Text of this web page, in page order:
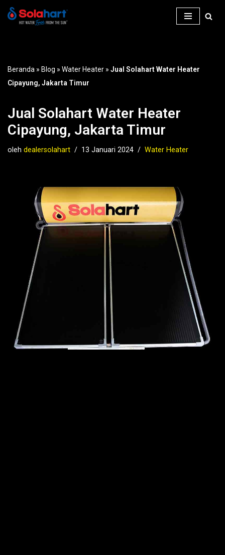
Beranda » Blog » Water Heater » Jual Solahart Water Heater
Cipayung, Jakarta Timur
Jual Solahart Water Heater
Cipayung, Jakarta Timur
oleh dealersolahart 13 Januari 2024 Water Heater